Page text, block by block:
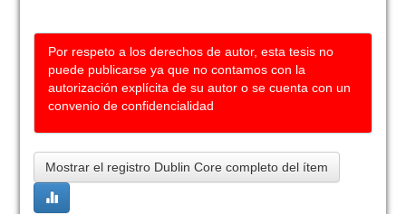
Por respeto a los derechos de autor, esta tesis no
puede publicarse ya que no contamos con la
autorización explícita de su autor o se cuenta con un
convenio de confidencialidad
Mostrar el registro Dublin Core completo del ítem